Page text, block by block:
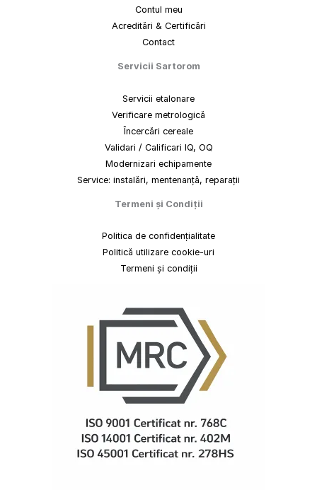
Contul meu
Acreditări & Certificări
Contact
Servicii Sartorom
Servicii etalonare
Verificare metrologică
Încercări cereale
Validari / Calificari IQ, OQ
Modernizari echipamente
Service: instalări, mentenanță, reparații
Termeni și Condiții
Politica de confidențialitate
Politică utilizare cookie-uri
Termeni și condiții